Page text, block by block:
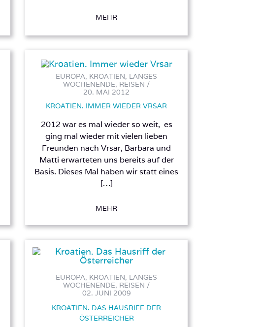
MEHR
EUROPA, KROATIEN, LANGES
WOCHENENDE, REISEN /
20. MAI 2012
KROATIEN. IMMER WIEDER VRSAR
2012 war es mal wieder so weit, es
ging mal wieder mit vielen lieben
Freunden nach Vrsar, Barbara und
Matti erwarteten uns bereits auf der
Basis. Dieses Mal haben wir statt eines
[…]
MEHR
EUROPA, KROATIEN, LANGES
WOCHENENDE, REISEN /
02. JUNI 2009
KROATIEN. DAS HAUSRIFF DER
ÖSTERREICHER